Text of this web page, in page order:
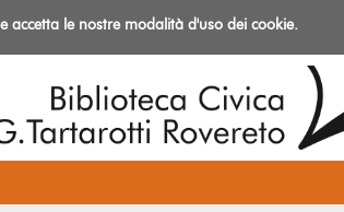
accetta le nostre modalità d'uso dei cookie.